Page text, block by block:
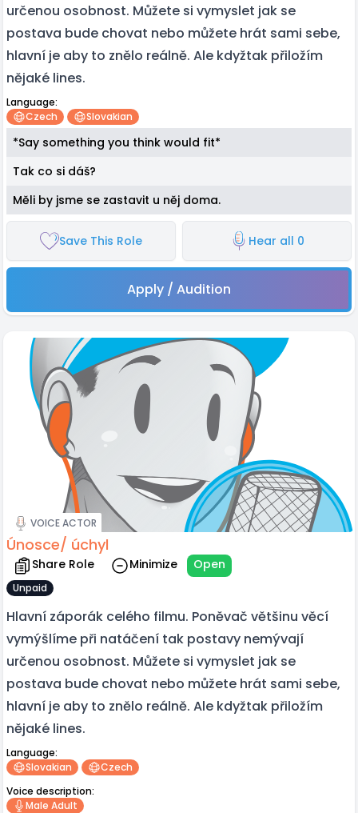
určenou osobnost. Můžete si vymyslet jak se
postava bude chovat nebo můžete hrát sami sebe,
hlavní je aby to znělo reálně. Ale kdyžtak přiložím
nějaké lines.
Language:
Czech
Slovakian
*Say something you think would fit*
Tak co si dáš?
Měli by jsme se zastavit u něj doma.
Save This Role Hear all 0
Apply / Audition
VOICE ACTOR
Únosce/ úchyl
Share Role Minimize Open
Unpaid
Hlavní záporák celého filmu. Poněvač většinu věcí
vymýšlíme při natáčení tak postavy nemývají
určenou osobnost. Můžete si vymyslet jak se
postava bude chovat nebo můžete hrát sami sebe,
hlavní je aby to znělo reálně. Ale kdyžtak přiložím
nějaké lines.
Language:
Slovakian
Czech
Voice description:
Male Adult